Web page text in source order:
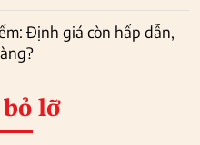
Định giá còn hấp dẫn,
lỡ